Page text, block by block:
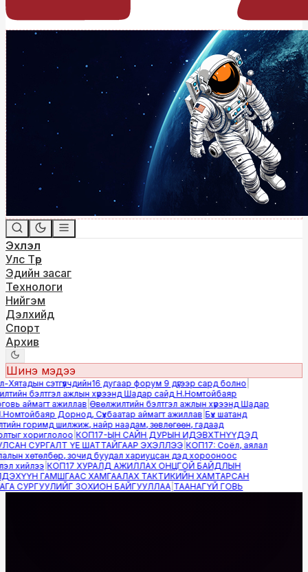
Эхлэл
Улс Төр
Эдийн засаг
Технологи
Нийгэм
Дэлхийд
Спорт
Архив
Шинэ мэдээ
сэтгүүлчдийн16 дугаар форум 9 дүгээр сард болно|
бэлтгэл ажлын хүрээнд Шадар сайд Н.Номтойбаяр
аймагт ажиллав|Өвөлжилтийн бэлтгэл ажлын хүрээнд Шадар
Дорнод, Сүхбаатар аймагт ажиллав|Бүх шатанд
горимд шилжиж, найр наадам, зөвлөгөөн, гадаад
хориглолоо|КОП17-ЫН САЙН ДУРЫН ИДЭВХТНҮҮДЭД
СУРГАЛТ ҮЕ ШАТТАЙГААР ЭХЭЛЛЭЭ|КОП17: Соёл, аялал
хөтөлбөр, зочид буудал хариуцсан дэд хорооноос
хийлээ|КОП17 ХУРАЛД АЖИЛЛАХ ОНЦГОЙ БАЙДЛЫН
ГАМШГААС ХАМГААЛАХ ТАКТИКИЙН ХАМТАРСАН
СУРГУУЛИЙГ ЗОХИОН БАЙГУУЛЛАА|ТААНАГҮЙ ГОВЬ